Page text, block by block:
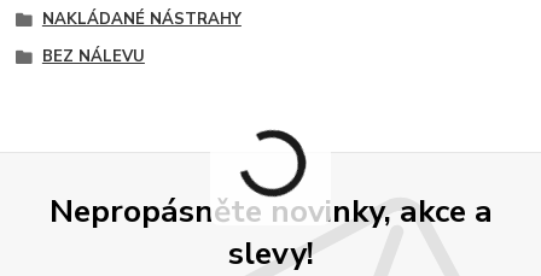
NAKLÁDANÉ NÁSTRAHY
BEZ NÁLEVU
Nepropásněte novinky, akce a
slevy!